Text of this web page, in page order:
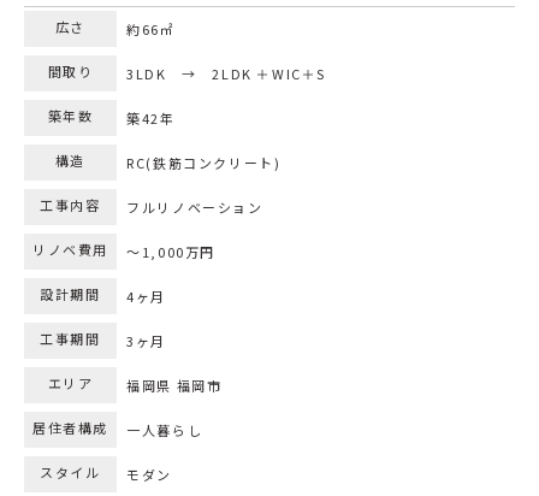
広さ 約66㎡
間取り 3LDK → 2LDK ＋WIC＋S
築年数 築42年
構造 RC(鉄筋コンクリート)
工事内容 フルリノベーション
リノベ費用 ～1,000万円
設計期間 4ヶ月
工事期間 3ヶ月
エリア 福岡県 福岡市
居住者構成 一人暮らし
スタイル モダン